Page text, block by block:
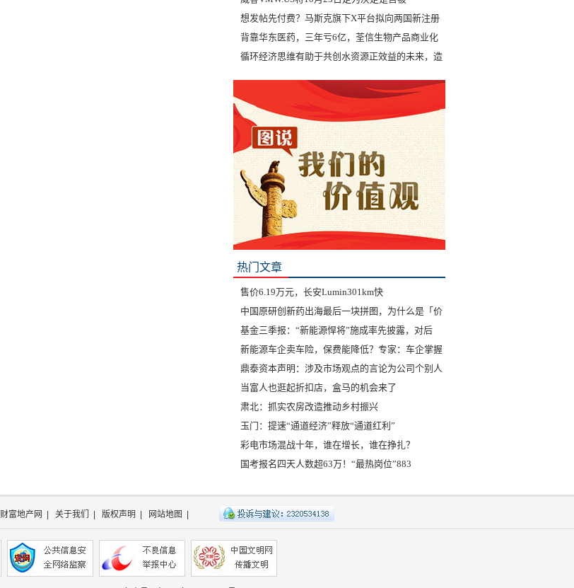
想发帖先付费？马斯克旗下X平台拟向两国新注册
背靠华东医药，三年亏6亿，荃信生物产品商业化
循环经济思维有助于共创水资源正效益的未来，造
热门文章
售价6.19万元，长安Lumin301km快
中国原研创新药出海最后一块拼图，为什么是「价
基金三季报：“新能源悍将”施成率先披露，对后
新能源车企卖车险，保费能降低？专家：车企掌握
鼎泰资本声明：涉及市场观点的言论为公司个别人
当富人也逛起折扣店，盒马的机会来了
肃北：抓实农房改造推动乡村振兴
玉门：提速“通道经济”释放“通道红利”
彩电市场混战十年，谁在增长，谁在挣扎？
国考报名四天人数超63万！“最热岗位”883
财富地产网 关于我们 版权声明 网站地图